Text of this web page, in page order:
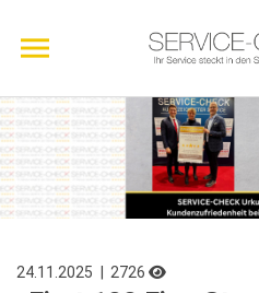
24.11.2025 | 2726